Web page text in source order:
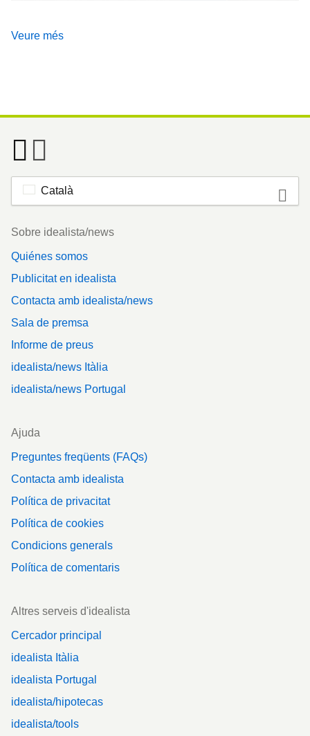
Veure més
Català
Footer
Sobre idealista/news
Quiénes somos
Publicitat en idealista
Contacta amb idealista/news
Sala de premsa
Informe de preus
idealista/news Itàlia
idealista/news Portugal
Ajuda
Preguntes freqüents (FAQs)
Contacta amb idealista
Política de privacitat
Política de cookies
Condicions generals
Política de comentaris
Altres serveis d'idealista
Cercador principal
idealista Itàlia
idealista Portugal
idealista/hipotecas
idealista/tools